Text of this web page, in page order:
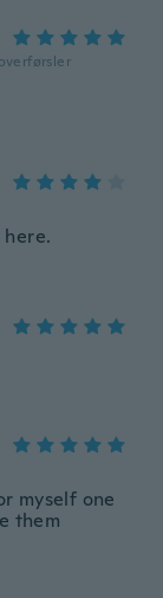
overførsler
myself one
them